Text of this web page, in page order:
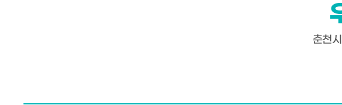
장애인 편의
춘천